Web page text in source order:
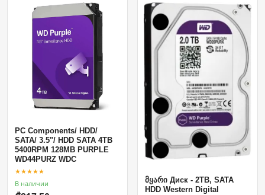
PC Components/ HDD/
SATA/ 3.5"/ HDD SATA 4TB
5400RPM 128MB PURPLE
WD44PURZ WDC
★★★★★
В наличии
მყარი Диск - 2TB, SATA
HDD Western Digital